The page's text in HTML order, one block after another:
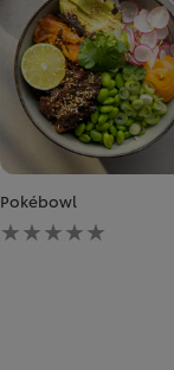
Pokébowl
Ingen
vurderinger